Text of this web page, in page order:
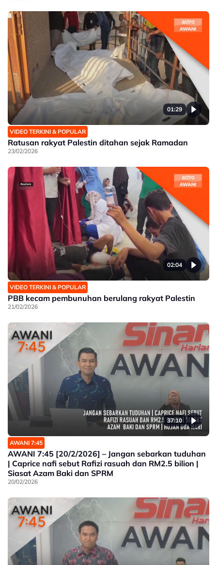
01:29
VIDEO TERKINI & POPULAR
Ratusan rakyat Palestin ditahan sejak Ramadan
23/02/2026
02:04
VIDEO TERKINI & POPULAR
PBB kecam pembunuhan berulang rakyat Palestin
21/02/2026
37:10
AWANI 7:45
AWANI 7:45 [20/2/2026] – Jangan sebarkan tuduhan
| Caprice nafi sebut Rafizi rasuah dan RM2.5 bilion |
Siasat Azam Baki dan SPRM
20/02/2026